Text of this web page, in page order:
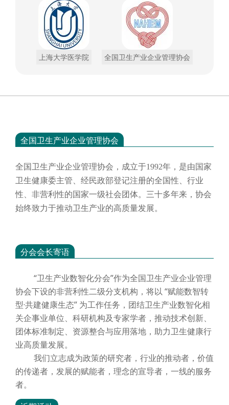
上海大学医学院 全国卫生产业企业管理协会
全国卫生产业企业管理协会
全国卫生产业企业管理协会，成立于1992年，是由国家
卫生健康委主管、经民政部登记注册的全国性、行业
性、非营利性的国家一级社会团体。三十多年来，协会
始终致力于推动卫生产业的高质量发展。
分会会长寄语
“卫生产业数智化分会”作为全国卫生产业企业管理
协会下设的非营利性二级分支机构，将以 “赋能数智转
型·共建健康生态” 为工作任务，团结卫生产业数智化相
关企事业单位、科研机构及专家学者，推动技术创新、
团体标准制定、资源整合与应用落地，助力卫生健康行
业高质量发展。
我们立志成为政策的研究者，行业的推动者，价值
的传递者，发展的赋能者，理念的宣导者，一线的服务
者。